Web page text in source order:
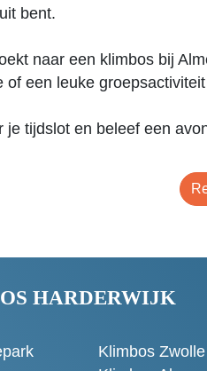
bent.
naar een klimbos bij
of een leuke
je tijdslot en beleef een
HARDERWIJK
Klimbos Zwolle